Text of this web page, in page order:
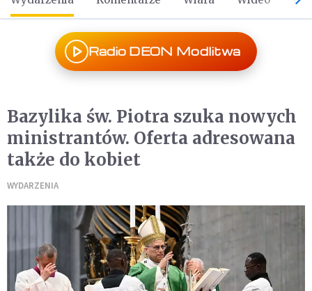
Radio DEON Modlitwa
Bazylika św. Piotra szuka nowych
ministrantów. Oferta adresowana
także do kobiet
WYDARZENIA